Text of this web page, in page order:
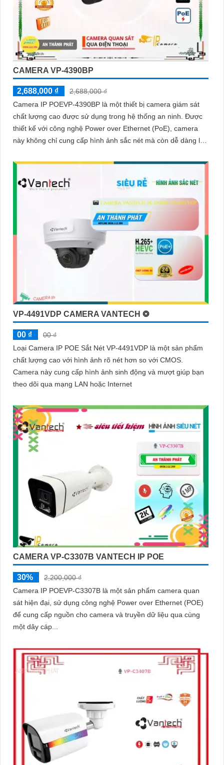
CAMERA VP-4390BP
2,688,000 ₫
2,688,000 ₫
Camera IP POEVP-4390BP là một thiết bị camera giám sát
chất lượng cao được sử dụng trong hệ thống an ninh. Được
thiết kế với công nghệ Power over Ethernet (PoE), camera
này không chỉ cung cấp hình ảnh sắc nét mà còn dễ dàng lắp
VP-4491VDP CAMERA VANTECH ❂
00 ₫
00 ₫
Loại Camera IP POE Sắt Nét VP-4491VDP là một sản phẩm
chất lượng cao với hình ảnh rõ nét hơn so với CMOS.
Camera này cung cấp hình ảnh sinh động và mượt giúp bạn
theo dõi qua mạng LAN hoặc Internet
CAMERA VP-C3307B VANTECH IP POE
30%
2,200,000 ₫
Camera IP POEVP-C3307B là một sản phẩm camera quan
sát hiện đại, sử dụng công nghệ Power over Ethernet (POE)
để cung cấp nguồn cho camera và truyền dữ liệu qua cùng
một dây cáp...